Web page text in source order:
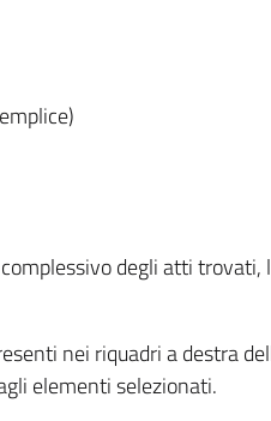
degli atti
nei riquadri a destra
elementi selezionati.